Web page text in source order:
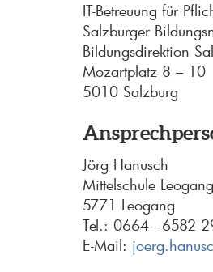
IT-Betreuung für
Salzburger
Bildungsdirektion
Mozartplatz 8 – 10
5010 Salzburg
Jörg Hanusch
Mittelschule Leogang
5771 Leogang
Tel.: 0664 - 6582
E-Mail: